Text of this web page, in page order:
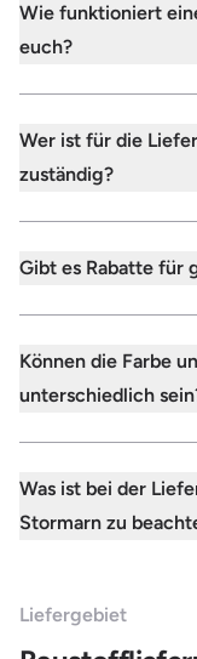
Wie funktioniert
euch?
Wer ist für die
zuständig?
Gibt es Rabatte für
Können die Farbe
unterschiedlich
Was ist bei der
Stormarn zu
Liefergebiet